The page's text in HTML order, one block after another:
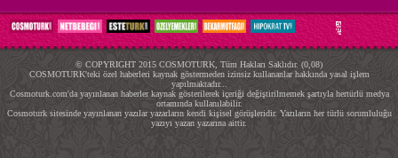
© COPYRIGHT 2015 COSMOTURK, Tüm Hakları Saklıdır. (0,08)
COSMOTURK'teki özel haberleri kaynak göstermeden izinsiz kullananlar hakkında yasal işlem
yapılmaktadır...
Cosmoturk.com'da yayınlanan haberler kaynak gösterilerek içeriği değiştirilmemek şartıyla hertürlü medya
ortamında kullanılabilir.
Cosmoturk sitesinde yayınlanan yazılar yazarların kendi kişisel görüşleridir. Yazıların her türlü sorumluluğu
yazıyı yazan yazarına aittir.